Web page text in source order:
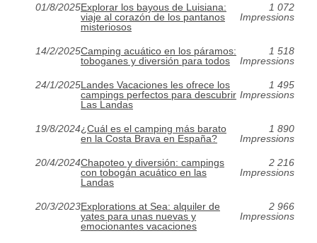
01/8/2025Explorar los bayous de Luisiana:
viaje al corazón de los pantanos
misteriosos
1 072
Impressions
14/2/2025Camping acuático en los páramos:
toboganes y diversión para todos
1 518
Impressions
24/1/2025Landes Vacaciones les ofrece los
campings perfectos para descubrir
Las Landas
1 495
Impressions
19/8/2024¿Cuál es el camping más barato
en la Costa Brava en España?
1 890
Impressions
20/4/2024Chapoteo y diversión: campings
con tobogán acuático en las
Landas
2 216
Impressions
20/3/2023Explorations at Sea: alquiler de
yates para unas nuevas y
emocionantes vacaciones
2 966
Impressions